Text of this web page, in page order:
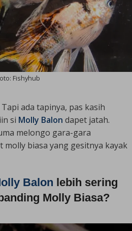
Fishyhub
ada tapinya, pas kasih
si Molly Balon dapet jatah.
melongo gara-gara
molly biasa yang gesitnya kayak
Balon lebih sering
Molly Biasa?